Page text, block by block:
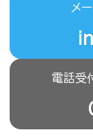
メ
電話受